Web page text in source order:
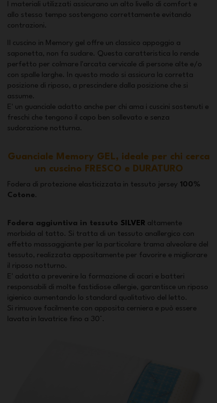
I materiali utilizzati assicurano un alto livello di comfort e
allo stesso tempo sostengono correttamente evitando
contrazioni.
Il cuscino in Memory gel offre un classico appoggio a
saponetta, non fa sudare. Questa caratteristica lo rende
perfetto per colmare l'arcata cervicale di persone alte e/o
con spalle larghe. In questo modo si assicura la corretta
posizione di riposo, a prescindere dalla posizione che si
assume.
E' un guanciale adatto anche per chi ama i cuscini sostenuti e
freschi che tengono il capo ben sollevato e senza
sudorazione notturna.
Guanciale Memory GEL, ideale per chi cerca
un cuscino FRESCO e DURATURO
Fodera di protezione elasticizzata in tessuto jersey 100%
Cotone.
Fodera aggiuntiva in tessuto SILVER altamente
morbida al tatto. Si tratta di un tessuto anallergico con
effetto massaggiante per la particolare trama alveolare del
tessuto, realizzata appositamente per favorire e migliorare
il riposo notturno.
E' adatta a prevenire la formazione di acari e batteri
responsabili di molte fastidiose allergie, garantisce un riposo
igienico aumentando lo standard qualitativo del letto.
Si rimuove facilmente con apposita cerniera e può essere
lavata in lavatrice fino a 30°.